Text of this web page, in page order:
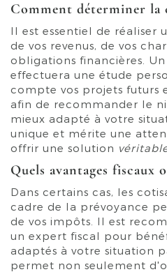
Comment déterminer la
Il est essentiel de réaliser
de vos revenus, de vos
obligations financières.
effectuera une étude
compte vos projets futurs
afin de recommander le
mieux adapté à votre
unique et mérite une
offrir une solution
Quels avantages fiscaux
Dans certains cas, les
cadre de la prévoyance
de vos impôts. Il est
un expert fiscal pour
adaptés à votre situation
permet non seulement